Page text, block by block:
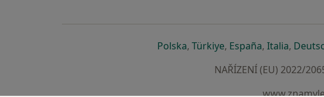
Polskase otevře v nové záložce
, Türkiyese otevře v nové
, Españase otevře v
, Italiase
,
NAŘÍZENÍ (EU) 2022/